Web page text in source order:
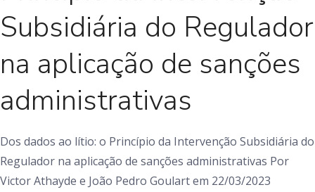
Subsidiária do Regulador
na aplicação de sanções
administrativas
Dos dados ao lítio: o Princípio da Intervenção Subsidiária do
Regulador na aplicação de sanções administrativas Por
Victor Athayde e João Pedro Goulart em 22/03/2023